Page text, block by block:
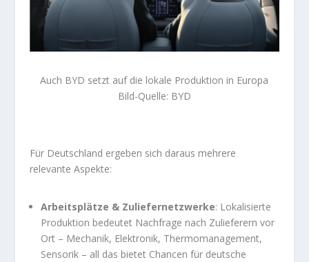
Auch BYD setzt auf die lokale Produktion in Europa
Bild-Quelle: BYD
Für Deutschland ergeben sich daraus mehrere
relevante Aspekte:
Arbeitsplätze & Zuliefernetzwerke: Lokalisierte
Produktion bedeutet Nachfrage nach Zulieferern vor
Ort – Mechanik, Elektronik, Thermomanagement,
Sensorik – all das bietet Chancen für deutsche